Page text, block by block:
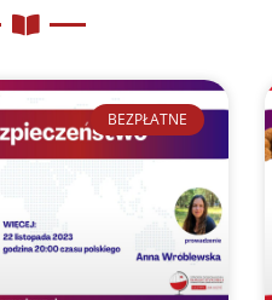
BEZPŁATNE